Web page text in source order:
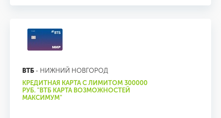
ВТБ - НИЖНИЙ НОВГОРОД
КРЕДИТНАЯ КАРТА С ЛИМИТОМ 300000
РУБ. "ВТБ КАРТА ВОЗМОЖНОСТЕЙ
МАКСИМУМ"